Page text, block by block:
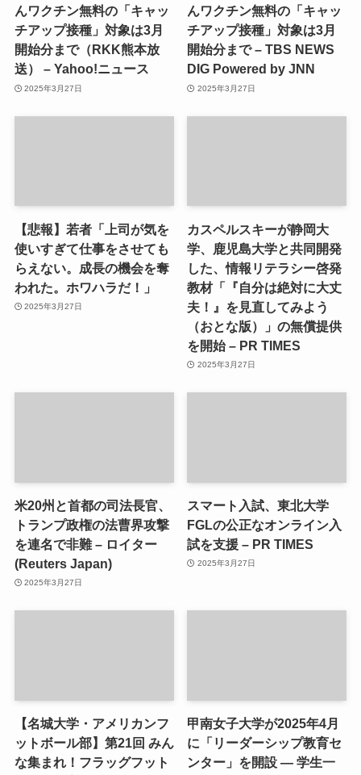
んワクチン無料の「キャッ
チアップ接種」対象は3月
開始分まで（RKK熊本放
送） – Yahoo!ニュース
2025年3月27日
んワクチン無料の「キャッ
チアップ接種」対象は3月
開始分まで – TBS NEWS
DIG Powered by JNN
2025年3月27日
【悲報】若者「上司が気を
使いすぎて仕事をさせても
らえない。成長の機会を奪
われた。ホワハラだ！」
2025年3月27日
カスペルスキーが静岡大
学、鹿児島大学と共同開発
した、情報リテラシー啓発
教材「『自分は絶対に大丈
夫！』を見直してみよう
（おとな版）」の無償提供
を開始 – PR TIMES
2025年3月27日
米20州と首都の司法長官、
トランプ政権の法曹界攻撃
を連名で非難 – ロイター
(Reuters Japan)
2025年3月27日
スマート入試、東北大学
FGLの公正なオンライン入
試を支援 – PR TIMES
2025年3月27日
【名城大学・アメリカンフ
ットボール部】第21回 みん
な集まれ！フラッグフット
甲南女子大学が2025年4月
に「リーダーシップ教育セ
ンター」を開設 ― 学生一